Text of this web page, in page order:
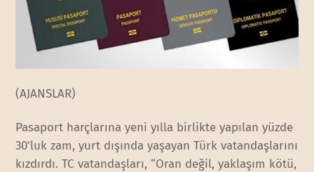
(AJANSLAR)
Pasaport harçlarına yeni yılla birlikte yapılan yüzde
30’luk zam, yurt dışında yaşayan Türk vatandaşlarını
kızdırdı. TC vatandaşları, “Oran değil, yaklaşım kötü,